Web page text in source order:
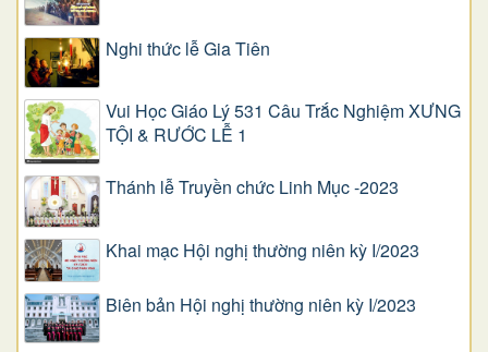
Nghi thức lễ Gia Tiên
Vui Học Giáo Lý 531 Câu Trắc Nghiệm XƯNG
TỘI & RƯỚC LỄ 1
Thánh lễ Truyền chức Linh Mục -2023
Khai mạc Hội nghị thường niên kỳ I/2023
Biên bản Hội nghị thường niên kỳ I/2023